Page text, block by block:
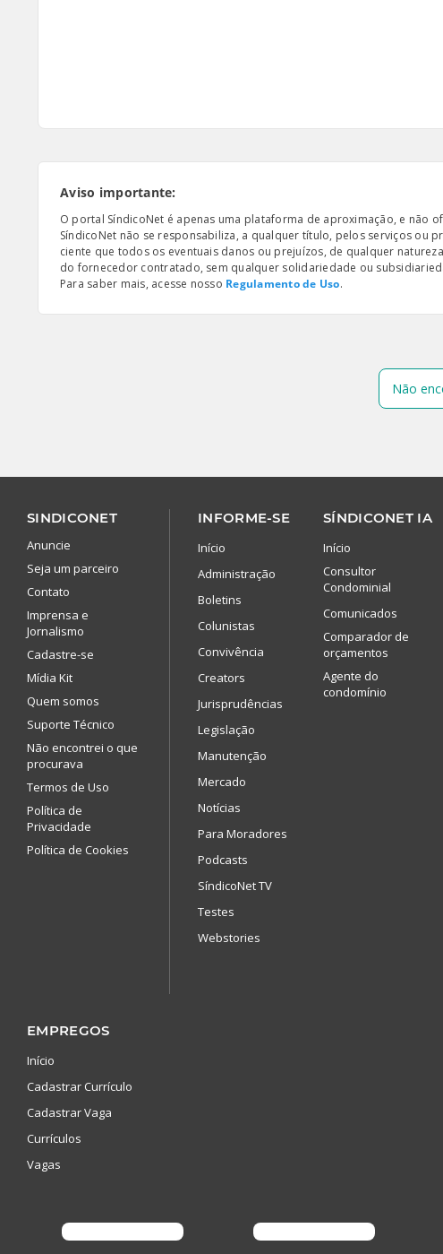
Aviso importante:
O portal SíndicoNet é apenas uma plataforma de aproximação, e não
SíndicoNet não se responsabiliza, a qualquer título, pelos serviços ou
ciente que todos os eventuais danos ou prejuízos, de qualquer
do fornecedor contratado, sem qualquer solidariedade ou
Para saber mais, acesse nosso Regulamento de Uso.
Não
SINDICONET
Anuncie
Seja um parceiro
Contato
Imprensa e
Jornalismo
Cadastre-se
Mídia Kit
Quem somos
Suporte Técnico
Não encontrei o que
procurava
Termos de Uso
Política de
Privacidade
Política de Cookies
INFORME-SE
Início
Administração
Boletins
Colunistas
Convivência
Creators
Jurisprudências
Legislação
Manutenção
Mercado
Notícias
Para Moradores
Podcasts
SíndicoNet TV
Testes
Webstories
SÍNDICONET IA
Início
Consultor
Condominial
Comunicados
Comparador de
orçamentos
Agente do
condomínio
EMPREGOS
Início
Cadastrar Currículo
Cadastrar Vaga
Currículos
Vagas